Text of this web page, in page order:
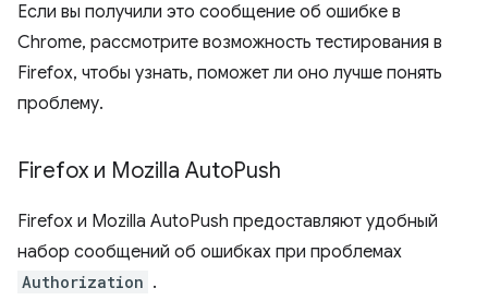
Если вы получили это сообщение об ошибке в
Chrome, рассмотрите возможность тестирования в
Firefox, чтобы узнать, поможет ли оно лучше понять
проблему.
Firefox и Mozilla AutoPush
Firefox и Mozilla AutoPush предоставляют удобный
набор сообщений об ошибках при проблемах
Authorization .